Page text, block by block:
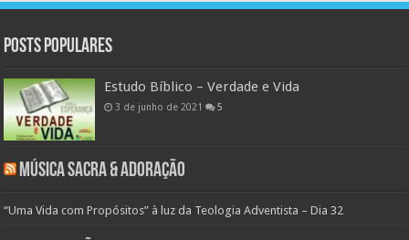
Posts populares
Estudo Bíblico – Verdade e Vida
3 de junho de 2021 5
Música Sacra & Adoração
“Uma Vida com Propósitos” à luz da Teologia Adventista – Dia 32